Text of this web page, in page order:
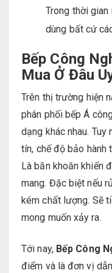
Trong thời
dùng bất cứ
Bếp Công
Mua Ở Đâu
Trên thị trường hiện
phân phối bếp Á
dạng khác nhau.
tín, chế độ bảo hành
Là băn khoăn khiến
mang. Đặc biệt nếu
kém chất lượng. Sẽ
mong muốn xảy ra.
Tới nay, Bếp Công
điểm và là đơn vị